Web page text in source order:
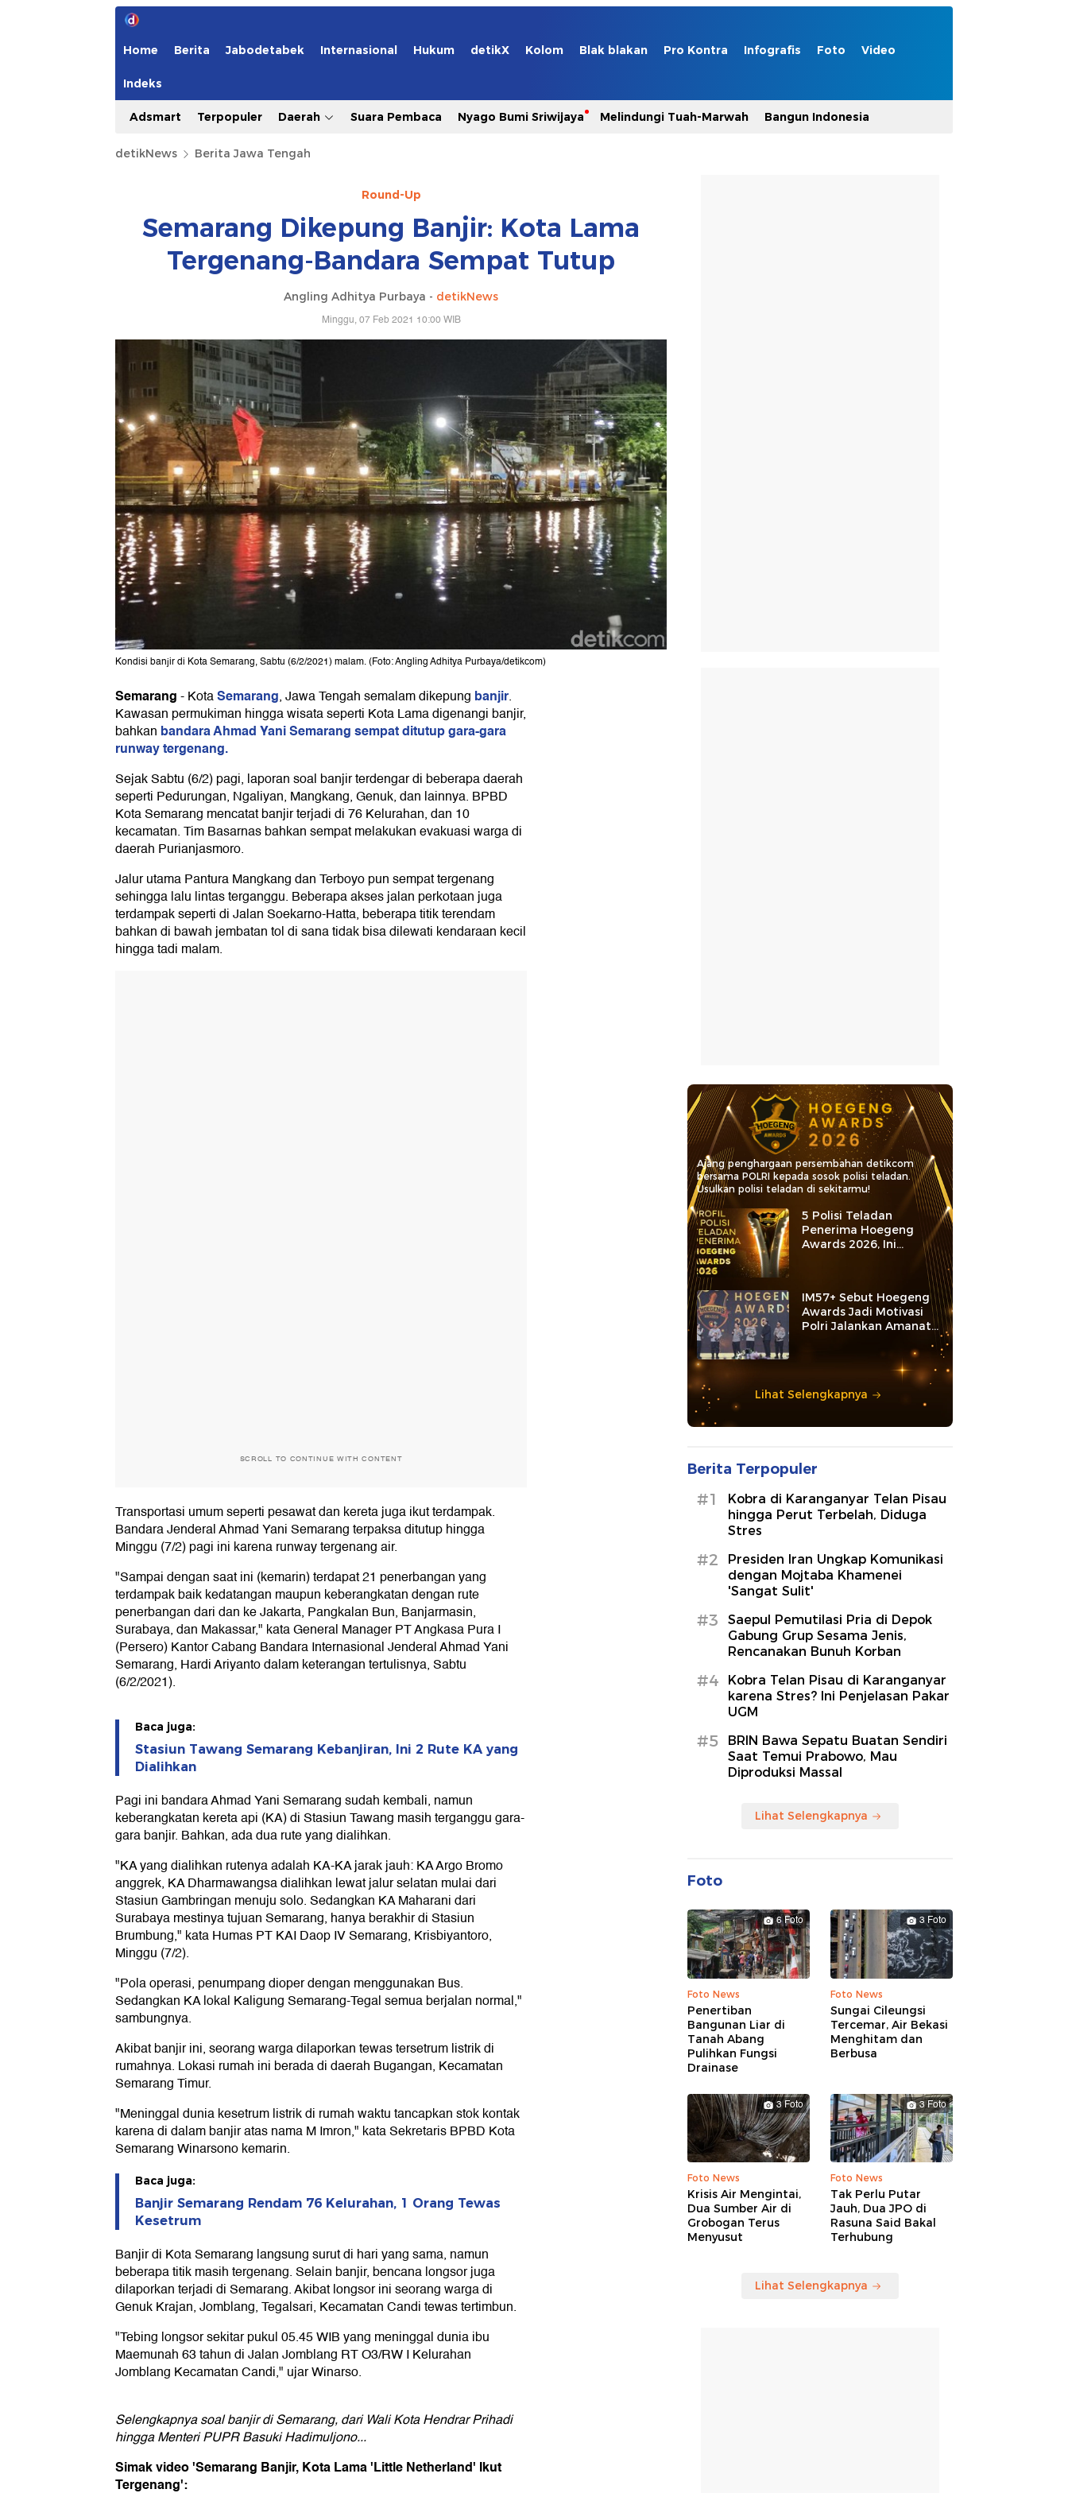
Home Berita Jabodetabek Internasional Hukum detikX Kolom Blak blakan Pro Kontra Infografis Foto Video
Indeks
Adsmart Terpopuler Daerah Suara Pembaca Nyago Bumi Sriwijaya Melindungi Tuah-Marwah Bangun Indonesia
detikNews Berita Jawa Tengah
Round-Up
Semarang Dikepung Banjir: Kota Lama
Tergenang-Bandara Sempat Tutup
Angling Adhitya Purbaya - detikNews
Minggu, 07 Feb 2021 10:00 WIB
Kondisi banjir di Kota Semarang, Sabtu (6/2/2021) malam. (Foto: Angling Adhitya Purbaya/detikcom)
Semarang-KotaSemarang, Jawa Tengah semalam dikepung banjir.
Kawasan permukiman hingga wisata seperti Kota Lama digenangi banjir,
bahkan bandara Ahmad Yani Semarang sempat ditutup gara-gara
runway tergenang.
Sejak Sabtu (6/2) pagi, laporan soal banjir terdengar di beberapa daerah
seperti Pedurungan, Ngaliyan, Mangkang, Genuk, dan lainnya. BPBD
Kota Semarang mencatat banjir terjadi di 76 Kelurahan, dan 10
kecamatan. Tim Basarnas bahkan sempat melakukan evakuasi warga di
daerah Purianjasmoro.
Jalur utama Pantura Mangkang dan Terboyo pun sempat tergenang
sehingga lalu lintas terganggu. Beberapa akses jalan perkotaan juga
terdampak seperti di Jalan Soekarno-Hatta, beberapa titik terendam
bahkan di bawah jembatan tol di sana tidak bisa dilewati kendaraan kecil
hingga tadi malam.
SCROLL TO CONTINUE WITH CONTENT
Transportasi umum seperti pesawat dan kereta juga ikut terdampak.
Bandara Jenderal Ahmad Yani Semarang terpaksa ditutup hingga
Minggu (7/2) pagi ini karena runway tergenang air.
"Sampai dengan saat ini (kemarin) terdapat 21 penerbangan yang
terdampak baik kedatangan maupun keberangkatan dengan rute
penerbangan dari dan ke Jakarta, Pangkalan Bun, Banjarmasin,
Surabaya, dan Makassar," kata General Manager PT Angkasa Pura I
(Persero) Kantor Cabang Bandara Internasional Jenderal Ahmad Yani
Semarang, Hardi Ariyanto dalam keterangan tertulisnya, Sabtu
(6/2/2021).
Baca juga:
Stasiun Tawang Semarang Kebanjiran, Ini 2 Rute KA yang
Dialihkan
Pagi ini bandara Ahmad Yani Semarang sudah kembali, namun
keberangkatan kereta api (KA) di Stasiun Tawang masih terganggu gara-
gara banjir. Bahkan, ada dua rute yang dialihkan.
"KA yang dialihkan rutenya adalah KA-KA jarak jauh: KA Argo Bromo
anggrek, KA Dharmawangsa dialihkan lewat jalur selatan mulai dari
Stasiun Gambringan menuju solo. Sedangkan KA Maharani dari
Surabaya mestinya tujuan Semarang, hanya berakhir di Stasiun
Brumbung," kata Humas PT KAI Daop IV Semarang, Krisbiyantoro,
Minggu (7/2).
"Pola operasi, penumpang dioper dengan menggunakan Bus.
Sedangkan KA lokal Kaligung Semarang-Tegal semua berjalan normal,"
sambungnya.
Akibat banjir ini, seorang warga dilaporkan tewas tersetrum listrik di
rumahnya. Lokasi rumah ini berada di daerah Bugangan, Kecamatan
Semarang Timur.
"Meninggal dunia kesetrum listrik di rumah waktu tancapkan stok kontak
karena di dalam banjir atas nama M Imron," kata Sekretaris BPBD Kota
Semarang Winarsono kemarin.
Baca juga:
Banjir Semarang Rendam 76 Kelurahan, 1 Orang Tewas
Kesetrum
Banjir di Kota Semarang langsung surut di hari yang sama, namun
beberapa titik masih tergenang. Selain banjir, bencana longsor juga
dilaporkan terjadi di Semarang. Akibat longsor ini seorang warga di
Genuk Krajan, Jomblang, Tegalsari, Kecamatan Candi tewas tertimbun.
"Tebing longsor sekitar pukul 05.45 WIB yang meninggal dunia ibu
Maemunah 63 tahun di Jalan Jomblang RT O3/RW I Kelurahan
Jomblang Kecamatan Candi," ujar Winarso.
Selengkapnya soal banjir di Semarang, dari Wali Kota Hendrar Prihadi
hingga Menteri PUPR Basuki Hadimuljono...
Simak video 'Semarang Banjir, Kota Lama 'Little Netherland' Ikut
Tergenang':
Ajang penghargaan persembahan detikcom
bersama POLRI kepada sosok polisi teladan.
Usulkan polisi teladan di sekitarmu!
5 Polisi Teladan
Penerima Hoegeng
Awards 2026, Ini
Kategori dan Kiprahnya
IM57+ Sebut Hoegeng
Awards Jadi Motivasi
Polri Jalankan Amanat
Lihat Selengkapnya
Berita Terpopuler
#1
Kobra di Karanganyar Telan Pisau
hingga Perut Terbelah, Diduga
Stres
#2
Presiden Iran Ungkap Komunikasi
dengan Mojtaba Khamenei
'Sangat Sulit'
#3
Saepul Pemutilasi Pria di Depok
Gabung Grup Sesama Jenis,
Rencanakan Bunuh Korban
#4
Kobra Telan Pisau di Karanganyar
karena Stres? Ini Penjelasan Pakar
UGM
#5
BRIN Bawa Sepatu Buatan Sendiri
Saat Temui Prabowo, Mau
Diproduksi Massal
Lihat Selengkapnya
Foto
6 Foto
Foto News
Penertiban
Bangunan Liar di
Tanah Abang
Pulihkan Fungsi
Drainase
3 Foto
Foto News
Sungai Cileungsi
Tercemar, Air Bekasi
Menghitam dan
Berbusa
3 Foto
Foto News
Krisis Air Mengintai,
Dua Sumber Air di
Grobogan Terus
Menyusut
3 Foto
Foto News
Tak Perlu Putar
Jauh, Dua JPO di
Rasuna Said Bakal
Terhubung
Lihat Selengkapnya